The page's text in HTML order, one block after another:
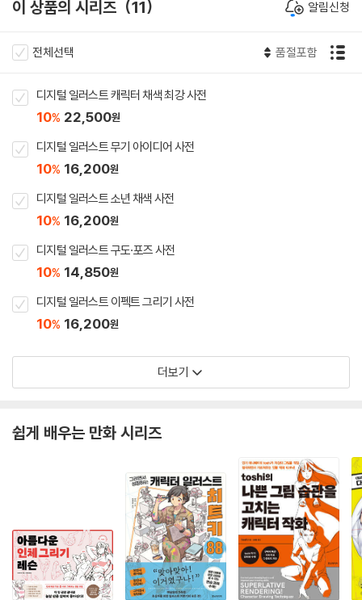
이 상품의 시리즈 11 알림신청
전체선택 품절포함
디지털 일러스트 캐릭터 채색 최강 사전
10% 22,500원
디지털 일러스트 무기 아이디어 사전
10% 16,200원
디지털 일러스트 소년 채색 사전
10% 16,200원
디지털 일러스트 구도·포즈 사전
10% 14,850원
디지털 일러스트 이펙트 그리기 사전
10% 16,200원
더보기
쉽게 배우는 만화 시리즈